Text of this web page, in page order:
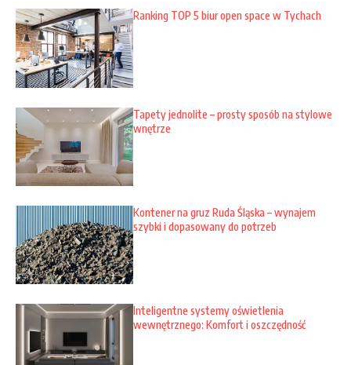
Ranking TOP 5 biur open space w Tychach
Tapety jednolite – prosty sposób na stylowe
wnętrze
Kontener na gruz Ruda Śląska – wynajem
szybki i dopasowany do potrzeb
Inteligentne systemy oświetlenia
wewnętrznego: Komfort i oszczędność